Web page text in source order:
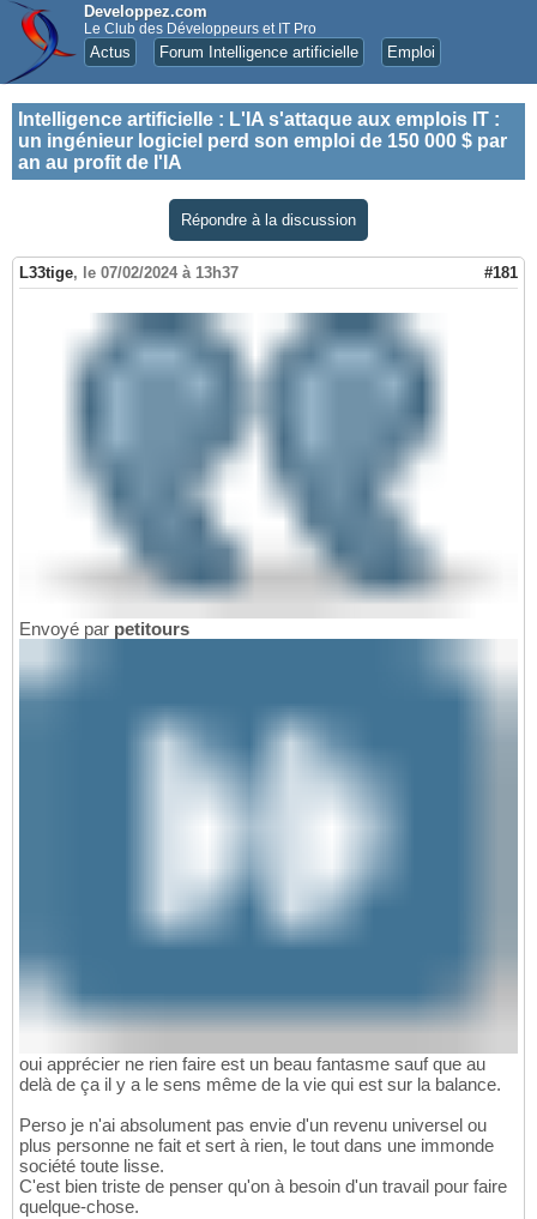
Developpez.com
Le Club des Développeurs et IT Pro
Actus Forum Intelligence artificielle Emploi
Intelligence artificielle : L'IA s'attaque aux emplois IT :
un ingénieur logiciel perd son emploi de 150 000 $ par
an au profit de l'IA
Répondre à la discussion
L33tige, le 07/02/2024 à 13h37 #181
Envoyé par petitours
oui apprécier ne rien faire est un beau fantasme sauf que au
delà de ça il y a le sens même de la vie qui est sur la balance.
Perso je n'ai absolument pas envie d'un revenu universel ou
plus personne ne fait et sert à rien, le tout dans une immonde
société toute lisse.
C'est bien triste de penser qu'on à besoin d'un travail pour faire
quelque-chose.